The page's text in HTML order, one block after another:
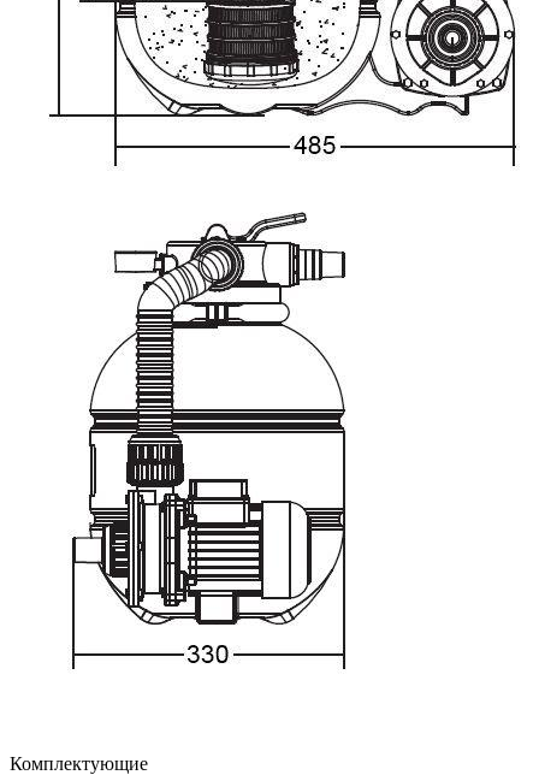
Комплектующие